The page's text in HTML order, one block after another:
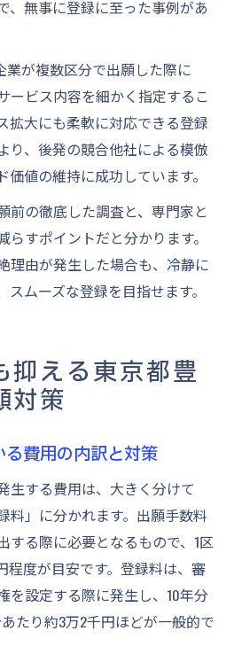
、無事に登録に至った事例があ
業が複数区分で出願した際に
ービス内容を細かく指定するこ
拡大にも柔軟に対応できる登録
り、後発の競合他社による模倣
値の維持に成功しています。
前の徹底した調査と、専門家と
すポイントだと分かります。
理由が発生した場合も、冷静に
ムーズな登録を目指せます。
抑える東京都豊
対策
費用の内訳と対策
生する費用は、大きく分けて
料」に分かれます。出願手数料
する際に必要となるもので、1区
程度が目安です。登録料は、審
を設定する際に発生し、10年分
たり約3万2千円ほどが一般的で